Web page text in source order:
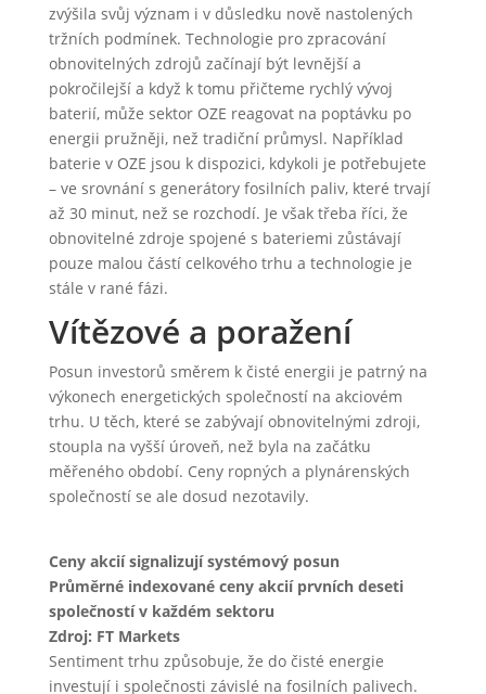
zvýšila svůj význam i v důsledku nově nastolených
tržních podmínek. Technologie pro zpracování
obnovitelných zdrojů začínají být levnější a
pokročilejší a když k tomu přičteme rychlý vývoj
baterií, může sektor OZE reagovat na poptávku po
energii pružněji, než tradiční průmysl. Například
baterie v OZE jsou k dispozici, kdykoli je potřebujete
– ve srovnání s generátory fosilních paliv, které trvají
až 30 minut, než se rozchodí. Je však třeba říci, že
obnovitelné zdroje spojené s bateriemi zůstávají
pouze malou částí celkového trhu a technologie je
stále v rané fázi.
Vítězové a poražení
Posun investorů směrem k čisté energii je patrný na
výkonech energetických společností na akciovém
trhu. U těch, které se zabývají obnovitelnými zdroji,
stoupla na vyšší úroveň, než byla na začátku
měřeného období. Ceny ropných a plynárenských
společností se ale dosud nezotavily.
Ceny akcií signalizují systémový posun
Průměrné indexované ceny akcií prvních deseti
společností v každém sektoru
Zdroj: FT Markets
Sentiment trhu způsobuje, že do čisté energie
investují i společnosti závislé na fosilních palivech.